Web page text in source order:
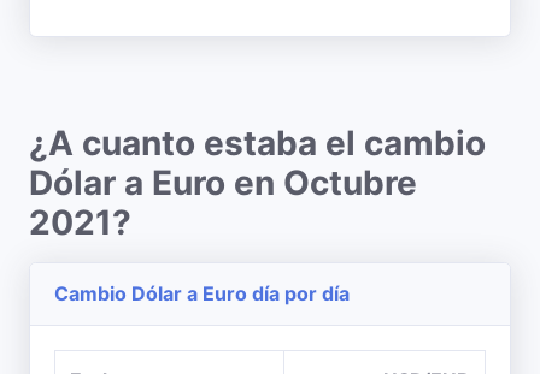
¿A cuanto estaba el cambio
Dólar a Euro en Octubre
2021?
Cambio Dólar a Euro día por día